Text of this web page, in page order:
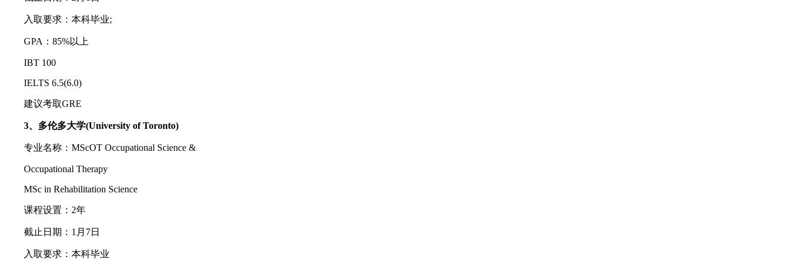
入取要求：本科毕业;
GPA：85%以上
IBT 100
IELTS 6.5(6.0)
建议考取GRE
3、多伦多大学(University of Toronto)
专业名称：MScOT Occupational Science &
Occupational Therapy
MSc in Rehabilitation Science
课程设置：2年
截止日期：1月7日
入取要求：本科毕业